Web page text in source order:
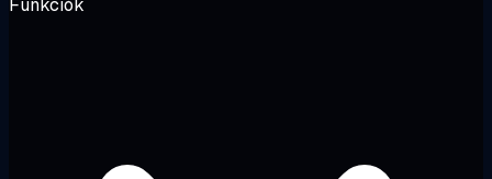
Funkciók